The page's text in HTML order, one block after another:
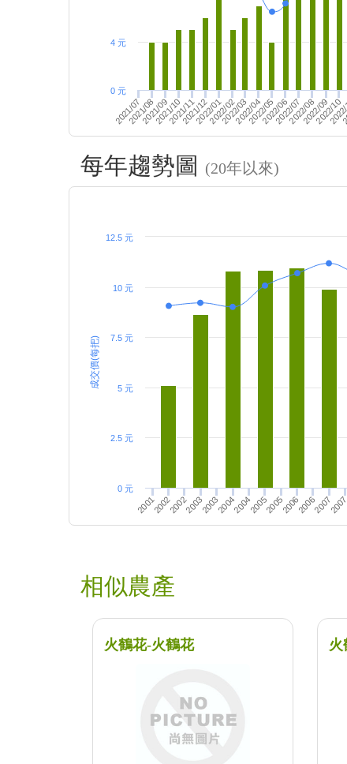
2021/07
2021/082021/092021/102021/112021/122022/012022/02
2022/032022/042022/052022/062022/072022/082022/092022/10
0 元
4 元
每年趨勢圖 (20年以來)
成交價(每把)
200120022002200320032004200420052005200620062007
0 元
2.5 元
5 元
7.5 元
10 元
12.5 元
相似農產
火鶴花-火鶴花 火